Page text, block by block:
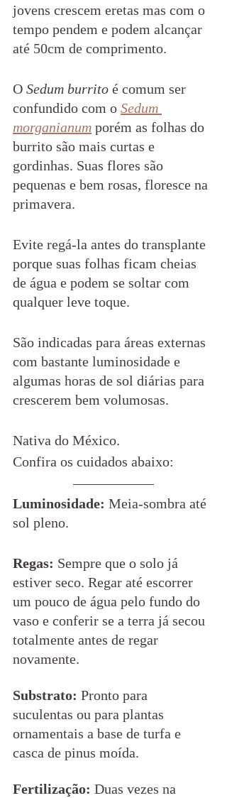
jovens crescem eretas mas com o
tempo pendem e podem alcançar
até 50cm de comprimento.
O Sedum burrito é comum ser
confundido com o Sedum
morganianum porém as folhas do
burrito são mais curtas e
gordinhas. Suas flores são
pequenas e bem rosas, floresce na
primavera.
Evite regá-la antes do transplante
porque suas folhas ficam cheias
de água e podem se soltar com
qualquer leve toque.
São indicadas para áreas externas
com bastante luminosidade e
algumas horas de sol diárias para
crescerem bem volumosas.
Nativa do México.
Confira os cuidados abaixo:
Luminosidade: Meia-sombra até
sol pleno.
Regas: Sempre que o solo já
estiver seco. Regar até escorrer
um pouco de água pelo fundo do
vaso e conferir se a terra já secou
totalmente antes de regar
novamente.
Substrato: Pronto para
suculentas ou para plantas
ornamentais a base de turfa e
casca de pinus moída.
Fertilização: Duas vezes na